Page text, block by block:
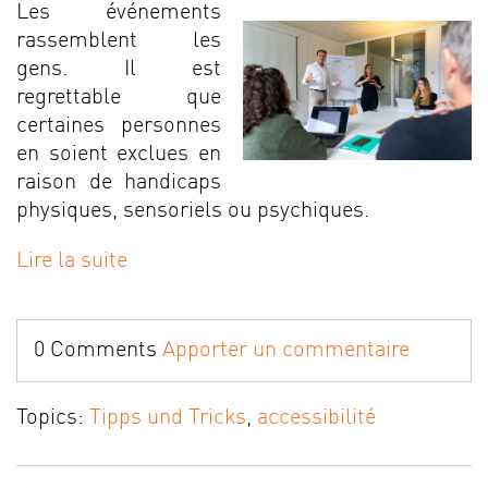
Les événements
rassemblent les
gens. Il est
regrettable que
certaines personnes
en soient exclues en
raison de handicaps
physiques, sensoriels ou psychiques.
Lire la suite
0 Comments Apporter un commentaire
Topics: Tipps und Tricks, accessibilité